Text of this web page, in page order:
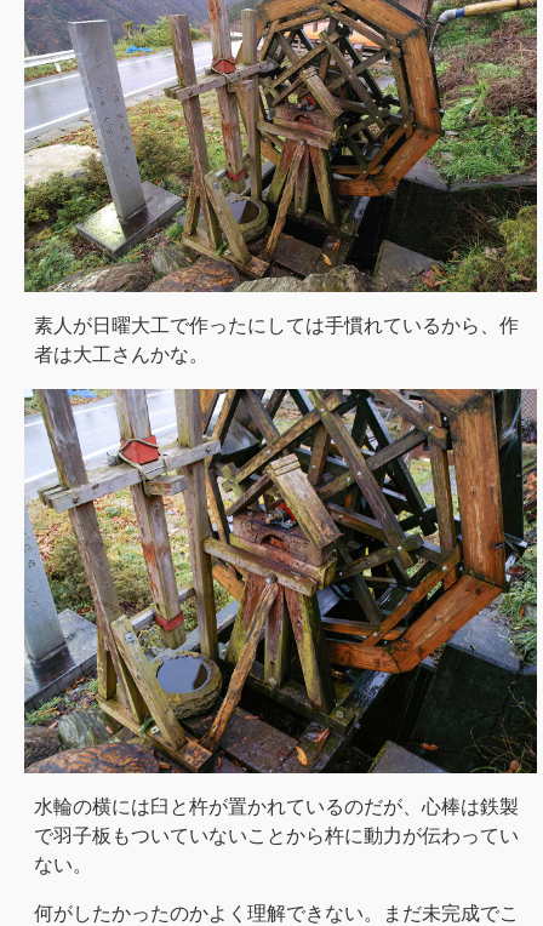
素人が日曜大工で作ったにしては手慣れているから、作
者は大工さんかな。
水輪の横には臼と杵が置かれているのだが、心棒は鉄製
で羽子板もついていないことから杵に動力が伝わってい
ない。
何がしたかったのかよく理解できない。まだ未完成でこ